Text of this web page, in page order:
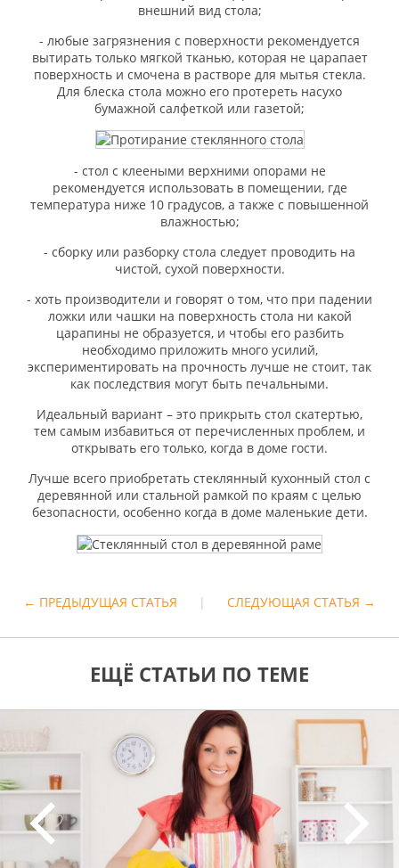
внешний вид стола;
- любые загрязнения с поверхности рекомендуется
вытирать только мягкой тканью, которая не царапает
поверхность и смочена в растворе для мытья стекла.
Для блеска стола можно его протереть насухо
бумажной салфеткой или газетой;
- стол с клееными верхними опорами не
рекомендуется использовать в помещении, где
температура ниже 10 градусов, а также с повышенной
влажностью;
- сборку или разборку стола следует проводить на
чистой, сухой поверхности.
- хоть производители и говорят о том, что при падении
ложки или чашки на поверхность стола ни какой
царапины не образуется, и чтобы его разбить
необходимо приложить много усилий,
экспериментировать на прочность лучше не стоит, так
как последствия могут быть печальными.
Идеальный вариант – это прикрыть стол скатертью,
тем самым избавиться от перечисленных проблем, и
открывать его только, когда в доме гости.
Лучше всего приобретать стеклянный кухонный стол с
деревянной или стальной рамкой по краям с целью
безопасности, особенно когда в доме маленькие дети.
← ПРЕДЫДУЩАЯ СТАТЬЯ | СЛЕДУЮЩАЯ СТАТЬЯ →
ЕЩЁ СТАТЬИ ПО ТЕМЕ